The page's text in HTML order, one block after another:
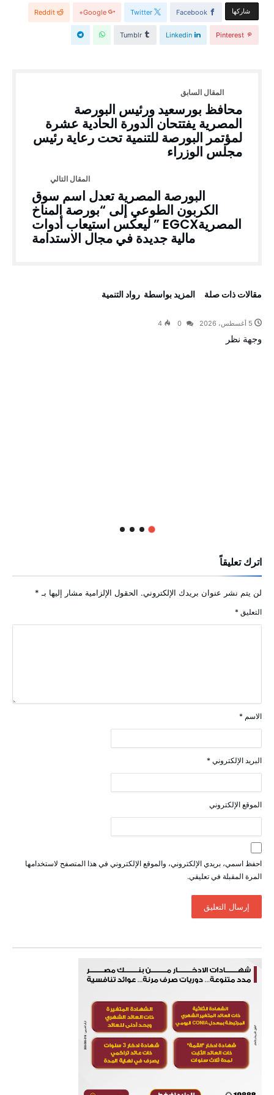
‫‫ شاركها‬ Facebook
Twitter
Google+
Reddit
Pinterest
Linkedin
Tumblr
محافظ بورسعيد ورئيس البورصة
المصرية يفتتحان الدورة الحادية عشرة
لمؤتمر البورصة للتنمية تحت رعاية رئيس
مجلس الوزراء
البورصة المصرية تعدل اسم سوق
الكربون الطوعي إلى “بورصة المناخ
المصريةEGCX ” ليعكس استيعاب أدوات
مالية جديدة في مجال الاستدامة
‫مقالات ذات صلة‬ ‫‫المزيد بواسطة‬ ‬ رواد التنمية
5 أغسطس، 2026 4
وجهة نظر
اترك تعليقاً
لن يتم نشر عنوان بريدك الإلكتروني. الحقول الإلزامية مشار إليها بـ *
التعليق *
الاسم *
البريد الإلكتروني *
الموقع الإلكتروني
احفظ اسمي، بريدي الإلكتروني، والموقع الإلكتروني في هذا المتصفح لاستخدامها
المرة المقبلة في تعليقي.